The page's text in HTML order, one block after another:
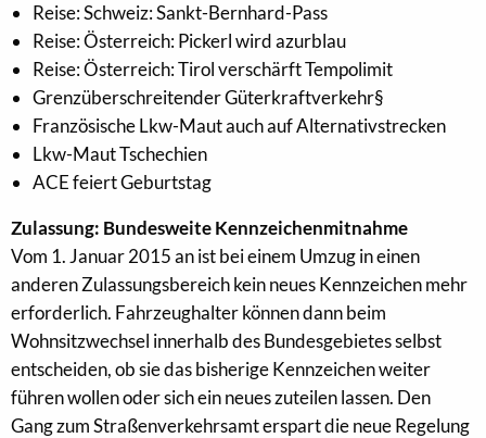
Reise: Schweiz: Sankt-Bernhard-Pass
Reise: Österreich: Pickerl wird azurblau
Reise: Österreich: Tirol verschärft Tempolimit
Grenzüberschreitender Güterkraftverkehr§
Französische Lkw-Maut auch auf Alternativstrecken
Lkw-Maut Tschechien
ACE feiert Geburtstag
Zulassung: Bundesweite Kennzeichenmitnahme
Vom 1. Januar 2015 an ist bei einem Umzug in einen
anderen Zulassungsbereich kein neues Kennzeichen mehr
erforderlich. Fahrzeughalter können dann beim
Wohnsitzwechsel innerhalb des Bundesgebietes selbst
entscheiden, ob sie das bisherige Kennzeichen weiter
führen wollen oder sich ein neues zuteilen lassen. Den
Gang zum Straßenverkehrsamt erspart die neue Regelung